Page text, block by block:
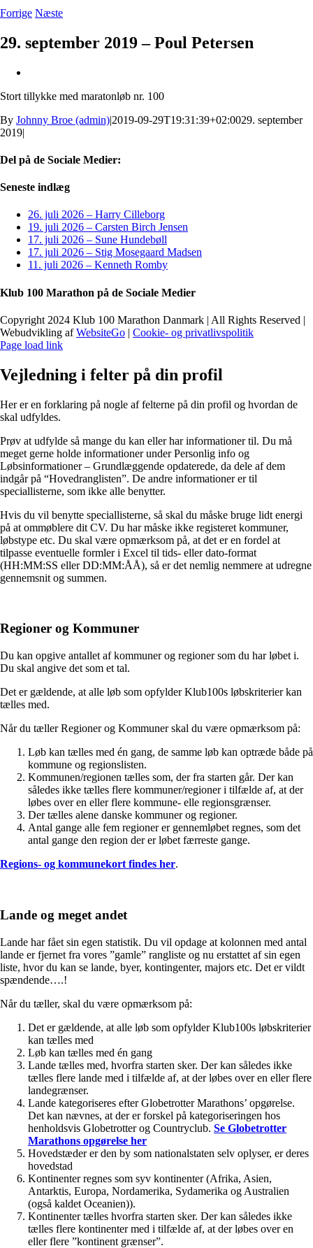
Forrige Næste
29. september 2019 – Poul Petersen
billede
Stort tillykke med maratonløb nr. 100
By Johnny Broe (admin)|2019-09-29T19:31:39+02:0029. september
2019|
Del på de Sociale Medier:
Facebook
X
LinkedIn
Pinterest
E-
Seneste indlæg
26. juli 2026 – Harry Cilleborg
19. juli 2026 – Carsten Birch Jensen
17. juli 2026 – Sune Hundebøll
17. juli 2026 – Stig Mosegaard Madsen
11. juli 2026 – Kenneth Romby
Klub 100 Marathon på de Sociale Medier
Copyright 2024 Klub 100 Marathon Danmark | All Rights Reserved |
Webudvikling afWebsiteGo | Cookie- og privatlivspolitik
Page load link
Vejledning i felter på din profil
Her er en forklaring på nogle af felterne på din profil og hvordan de
skal udfyldes.
Prøv at udfylde så mange du kan eller har informationer til. Du må
meget gerne holde informationer under Personlig info og
Løbsinformationer – Grundlæggende opdaterede, da dele af dem
indgår på “Hovedranglisten”. De andre informationer er til
speciallisterne, som ikke alle benytter.
Hvis du vil benytte speciallisterne, så skal du måske bruge lidt energi
på at ommøblere dit CV. Du har måske ikke registeret kommuner,
løbstype etc. Du skal være opmærksom på, at det er en fordel at
tilpasse eventuelle formler i Excel til tids- eller dato-format
(HH:MM:SS eller DD:MM:ÅÅ), så er det nemlig nemmere at udregne
gennemsnit og summen.
Regioner og Kommuner
Du kan opgive antallet af kommuner og regioner som du har løbet i.
Du skal angive det som et tal.
Det er gældende, at alle løb som opfylder Klub100s løbskriterier kan
tælles med.
Når du tæller Regioner og Kommuner skal du være opmærksom på:
Løb kan tælles med én gang, de samme løb kan optræde både på
kommune og regionslisten.
Kommunen/regionen tælles som, der fra starten går. Der kan
således ikke tælles flere kommuner/regioner i tilfælde af, at der
løbes over en eller flere kommune- elle regionsgrænser.
Der tælles alene danske kommuner og regioner.
Antal gange alle fem regioner er gennemløbet regnes, som det
antal gange den region der er løbet færreste gange.
Regions- og kommunekort findes her.
Lande og meget andet
Lande har fået sin egen statistik. Du vil opdage at kolonnen med antal
lande er fjernet fra vores ”gamle” rangliste og nu erstattet af sin egen
liste, hvor du kan se lande, byer, kontingenter, majors etc. Det er vildt
spændende….!
Når du tæller, skal du være opmærksom på:
Det er gældende, at alle løb som opfylder Klub100s løbskriterier
kan tælles med
Løb kan tælles med én gang
Lande tælles med, hvorfra starten sker. Der kan således ikke
tælles flere lande med i tilfælde af, at der løbes over en eller flere
landegrænser.
Lande kategoriseres efter Globetrotter Marathons’ opgørelse.
Det kan nævnes, at der er forskel på kategoriseringen hos
henholdsvis Globetrotter og Countryclub. Se Globetrotter
Marathons opgørelse her
Hovedstæder er den by som nationalstaten selv oplyser, er deres
hovedstad
Kontinenter regnes som syv kontinenter (Afrika, Asien,
Antarktis, Europa, Nordamerika, Sydamerika og Australien
(også kaldet Oceanien)).
Kontinenter tælles hvorfra starten sker. Der kan således ikke
tælles flere kontinenter med i tilfælde af, at der løbes over en
eller flere ”kontinent grænser”.